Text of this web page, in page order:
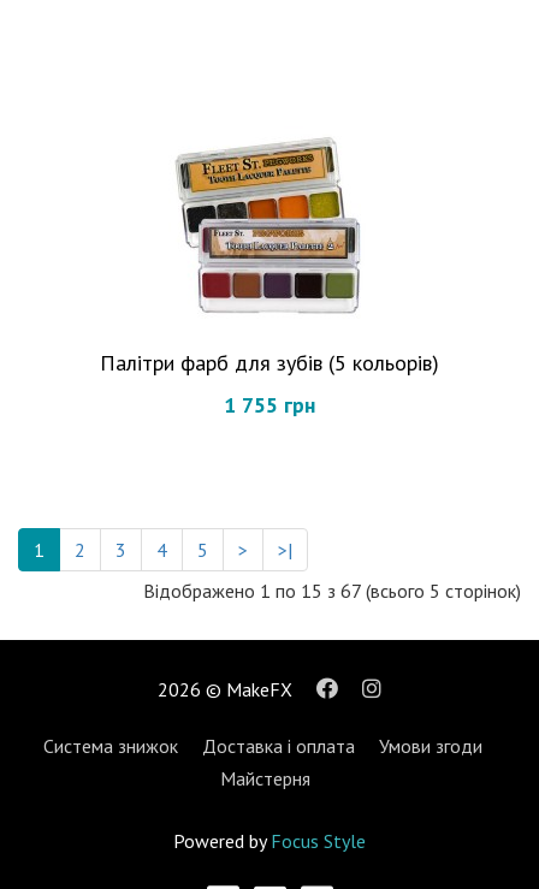
Палітри фарб для зубів (5 кольорів)
1 755 грн
1 2 3 4 5 >
>|
Відображено 1 по 15 з 67 (всього 5 сторінок)
2026 © MakeFX
Система знижок Доставка і оплата
Умови згоди
Майстерня
Powered byFocus Style